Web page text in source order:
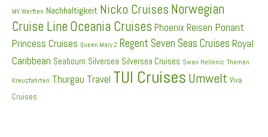
MV Werften Nachhaltigkeit Nicko Cruises Norwegian
Cruise Line Oceania Cruises Phoenix Reisen Ponant
Princess Cruises Queen Mary 2 Regent Seven Seas Cruises Royal
Caribbean Seabourn Silversea Silversea Cruises Swan Hellenic Themen
Kreuzfahrten Thurgau Travel TUI Cruises Umwelt Viva
Cruises